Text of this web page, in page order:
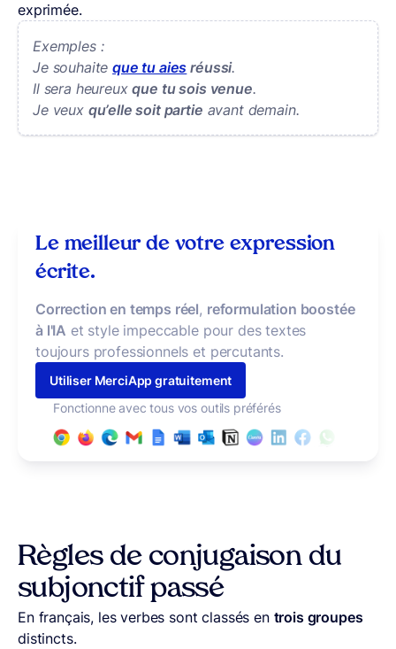
exprimée.
Exemples :
Je souhaiteque tu aies réussi.
Il sera heureuxque tu sois venue.
Je veux qu’elle soit partie avant demain.
Le meilleur de votre expression
écrite.
Correction en temps réel, reformulation boostée
à l'IA et style impeccable pour des textes
toujours professionnels et percutants.
Utiliser MerciApp gratuitement
Fonctionne avec tous vos outils préférés
Règles de conjugaison du
subjonctif passé
En français, les verbes sont classés en trois groupes
distincts.